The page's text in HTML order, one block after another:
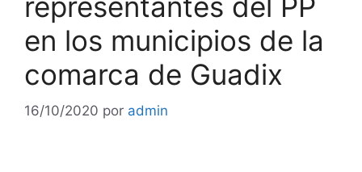
en los municipios de la
comarca de Guadix
16/10/2020 por admin